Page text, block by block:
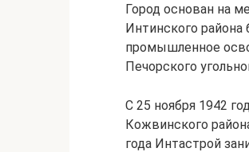
Город основан на
Интинского района
промышленное
Печорского
С 25 ноября 1942
Кожвинского
года Интастрой